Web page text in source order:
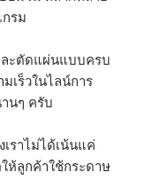
รม
ละตัดแผ่นแบบครบ
เร็วในไลน์การ
นๆ ครับ
ราไม่ได้เน้นแค่
ห้ลูกค้าใช้กระดาษ